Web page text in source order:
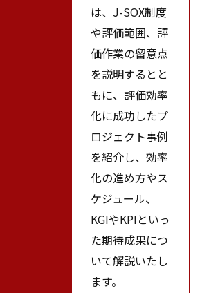
は、J-SOX制度
や評価範囲、評
価作業の留意点
を説明するとと
もに、評価効率
化に成功したプ
ロジェクト事例
を紹介し、効率
化の進め方やス
ケジュール、
KGIやKPIといっ
た期待成果につ
いて解説いたし
ます。